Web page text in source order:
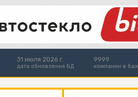
31 июля 2026 г.
дата обновления БД
9999
компании в